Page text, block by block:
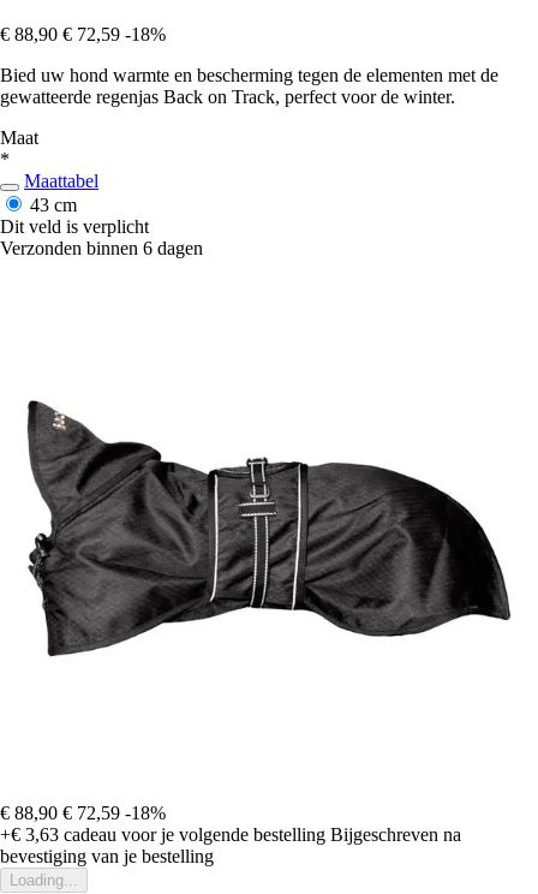
€ 88,90 € 72,59 -18%
Bied uw hond warmte en bescherming tegen de elementen met de
gewatteerde regenjas Back on Track, perfect voor de winter.
Maat
*
Maattabel
43 cm
Dit veld is verplicht
Verzonden binnen 6 dagen
€ 88,90 € 72,59 -18%
+€ 3,63 cadeau voor je volgende bestelling Bijgeschreven na
bevestiging van je bestelling
Loading...